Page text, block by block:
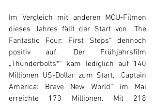
Im Vergleich mit anderen MCU-Filmen
dieses Jahres fällt der Start von „The
Fantastic Four: First Steps“ dennoch
positiv auf. Der Frühjahrsfilm
„Thunderbolts*“ kam lediglich auf 140
Millionen US-Dollar zum Start, „Captain
America: Brave New World“ im Mai
erreichte 173 Millionen. Mit 218